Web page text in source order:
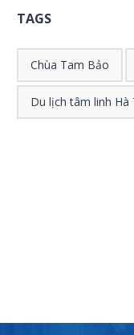
TAGS
Chùa Tam Bảo
Du lịch tâm linh Hà